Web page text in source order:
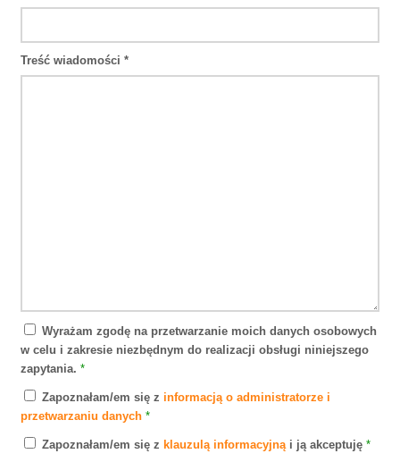
Treść wiadomości *
Wyrażam zgodę na przetwarzanie moich danych osobowych
w celu i zakresie niezbędnym do realizacji obsługi niniejszego
zapytania. *
Zapoznałam/em się z informacją o administratorze i
przetwarzaniu danych *
Zapoznałam/em się z klauzulą informacyjnąi ją akceptuję *